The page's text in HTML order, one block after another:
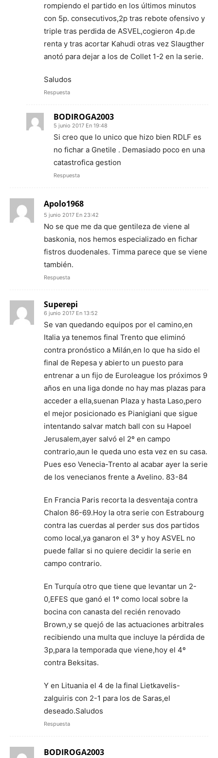
rompiendo el partido en los últimos minutos
con 5p. consecutivos,2p tras rebote ofensivo y
triple tras perdida de ASVEL,cogieron 4p.de
renta y tras acortar Kahudi otras vez Slaugther
anotó para dejar a los de Collet 1-2 en la serie.
Saludos
Respuesta
BODIROGA2003
5 junio 2017 En 19:48
Si creo que lo unico que hizo bien RDLF es
no fichar a Gnetile . Demasiado poco en una
catastrofica gestion
Respuesta
Apolo1968
5 junio 2017 En 23:42
No se que me da que gentileza de viene al
baskonia, nos hemos especializado en fichar
fistros duodenales. Timma parece que se viene
también.
Respuesta
Superepi
6 junio 2017 En 13:52
Se van quedando equipos por el camino,en
Italia ya tenemos final Trento que eliminó
contra pronóstico a Milán,en lo que ha sido el
final de Repesa y abierto un puesto para
entrenar a un fijo de Euroleague los próximos 9
años en una liga donde no hay mas plazas para
acceder a ella,suenan Plaza y hasta Laso,pero
el mejor posicionado es Pianigiani que sigue
intentando salvar match ball con su Hapoel
Jerusalem,ayer salvó el 2º en campo
contrario,aun le queda uno esta vez en su casa.
Pues eso Venecia-Trento al acabar ayer la serie
de los venecianos frente a Avelino. 83-84
En Francia Paris recorta la desventaja contra
Chalon 86-69.Hoy la otra serie con Estrabourg
contra las cuerdas al perder sus dos partidos
como local,ya ganaron el 3º y hoy ASVEL no
puede fallar si no quiere decidir la serie en
campo contrario.
En Turquía otro que tiene que levantar un 2-
0,EFES que ganó el 1º como local sobre la
bocina con canasta del recién renovado
Brown,y se quejó de las actuaciones arbitrales
recibiendo una multa que incluye la pérdida de
3p,para la temporada que viene,hoy el 4º
contra Beksitas.
Y en Lituania el 4 de la final Lietkavelis-
zalguiris con 2-1 para los de Saras,el
deseado.Saludos
Respuesta
BODIROGA2003